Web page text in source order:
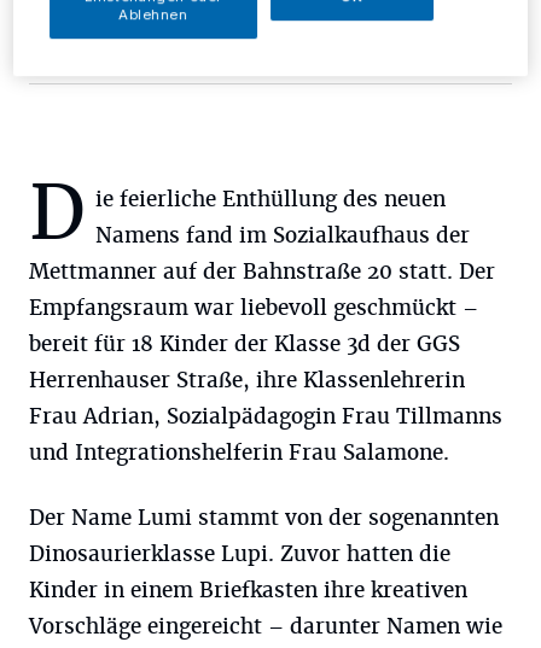
Moritz Klees präsentiert einen Gutschein mit Maskottchen Lumi.
Foto: Diakonie im Kirchenkreis Düsseldorf-Mettmann
D ie feierliche Enthüllung des neuen
Namens fand im Sozialkaufhaus der
Mettmanner auf der Bahnstraße 20 statt. Der
Empfangsraum war liebevoll geschmückt –
bereit für 18 Kinder der Klasse 3d der GGS
Herrenhauser Straße, ihre Klassenlehrerin
Frau Adrian, Sozialpädagogin Frau Tillmanns
und Integrationshelferin Frau Salamone.
Der Name Lumi stammt von der sogenannten
Dinosaurierklasse Lupi. Zuvor hatten die
Kinder in einem Briefkasten ihre kreativen
Vorschläge eingereicht – darunter Namen wie
Ablehnen